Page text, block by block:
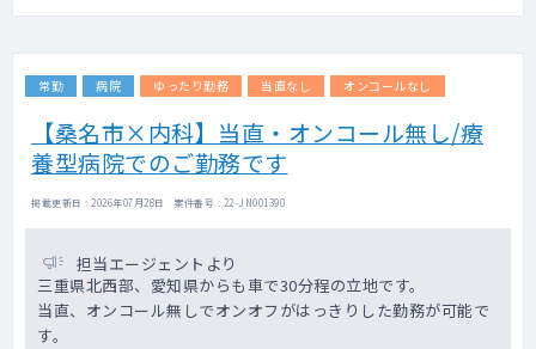
常勤 病院 ゆったり勤務 当直なし オンコールなし
【桑名市×内科】当直・オンコール無し/療
養型病院でのご勤務です
掲載更新日 : 2026年07月28日 案件番号 : 22-JN001390
担当エージェントより
三重県北西部、愛知県からも車で30分程の立地です。
当直、オンコール無しでオンオフがはっきりした勤務が可能で
す。